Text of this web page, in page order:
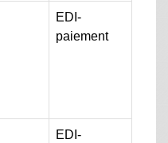
EDI-
paiement
EDI-